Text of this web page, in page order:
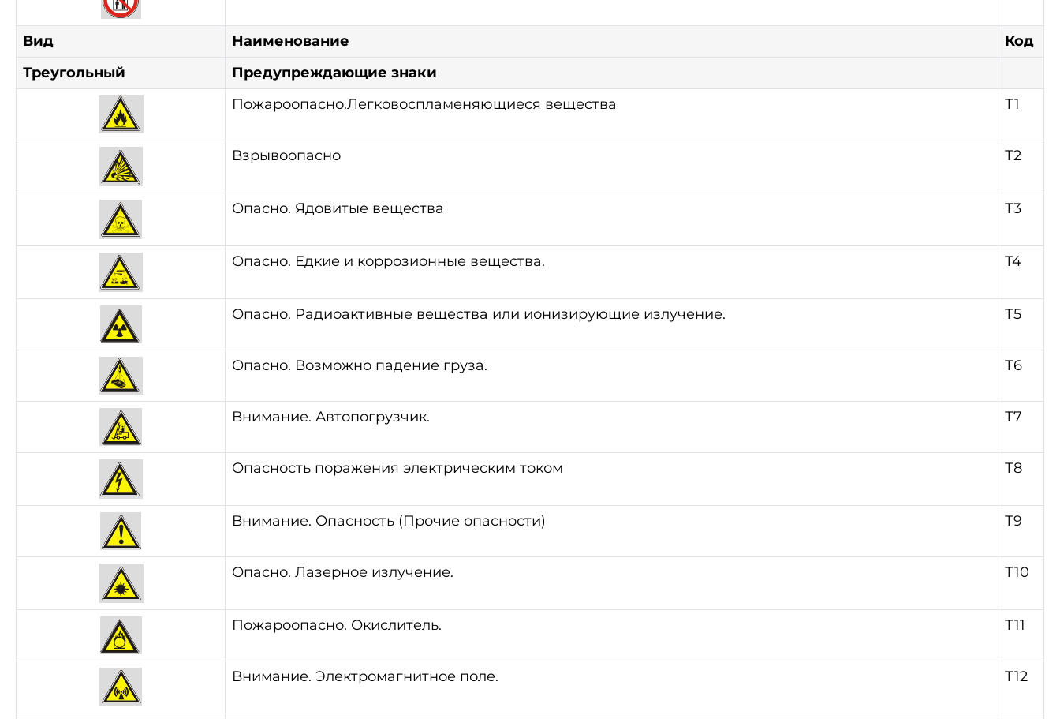
Вид Наименование
Код
Треугольный
Предупреждающие знаки
Пожароопасно.Легковоспламеняющиеся вещества
Т1
Взрывоопасно Т2
Опасно. Ядовитые вещества Т3
Опасно. Едкие и коррозионные вещества. Т4
Опасно. Радиоактивные вещества или ионизирующие излучение. Т5
Опасно. Возможно падение груза. Т6
Внимание. Автопогрузчик. Т7
Опасность поражения электрическим током Т8
Внимание. Опасность (Прочие опасности) Т9
Опасно. Лазерное излучение. Т10
Пожароопасно. Окислитель. Т11
Внимание. Электромагнитное поле. Т12